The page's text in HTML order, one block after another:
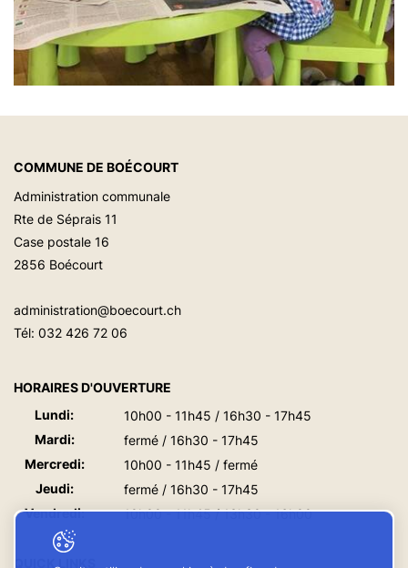
COMMUNE DE BOÉCOURT
Administration communale
Rte de Séprais 11
Case postale 16
2856 Boécourt
administration@boecourt.ch
Tél: 032 426 72 06
HORAIRES D'OUVERTURE
Lundi:
10h00 - 11h45 / 16h30 - 17h45
Mardi:
fermé / 16h30 - 17h45
Mercredi:
10h00 - 11h45 / fermé
Jeudi:
fermé / 16h30 - 17h45
Vendredi:
10h00 - 11h45 / 13h30 - 16h00
QUICK LINKS